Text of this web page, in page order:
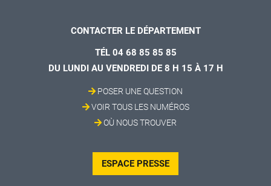
CONTACTER LE DÉPARTEMENT
TÉL 04 68 85 85 85
DU LUNDI AU VENDREDI DE 8 H 15 À 17 H
POSER UNE QUESTION
VOIR TOUS LES NUMÉROS
OÙ NOUS TROUVER
ESPACE PRESSE